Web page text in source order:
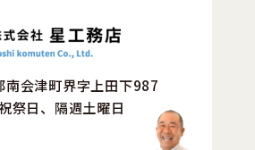
南会津町界字上田下987
祭日、隔週土曜日